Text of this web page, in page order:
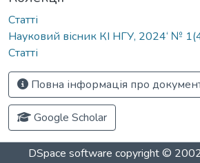
Статті
Науковий вісник КІ НГУ, 2024‘ №
Статті
Повна інформація про
Google Scholar
DSpace software copyright ©